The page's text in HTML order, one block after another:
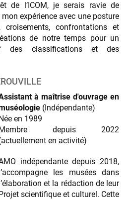
de l’ICOM, je serais ravie de
expérience avec une posture
croisements, confrontations et
de notre temps pour un
des classifications et des
à maîtrise d'ouvrage en
(Indépendante)
en 1989
depuis 2022
en activité)
indépendante depuis 2018,
les musées dans
et la rédaction de leur
scientifique et culturel. Cette